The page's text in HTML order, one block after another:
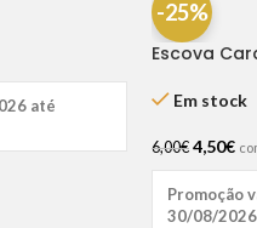
até
-25%
Escova
Em stock
6,00€ 4,50€
Promoção
30/08/2026